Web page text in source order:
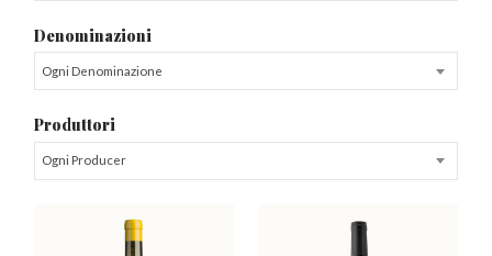
Denominazioni
Ogni Denominazione
Produttori
Ogni Producer